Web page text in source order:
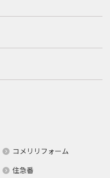
コメリリフォーム
住急番